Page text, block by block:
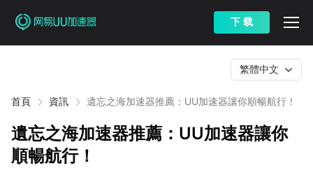
下 载
首頁 資訊 遺忘之海加速器推薦：UU加速器讓你順暢航行！
繁體中文
遺忘之海加速器推薦：UU加速器讓你
順暢航行！